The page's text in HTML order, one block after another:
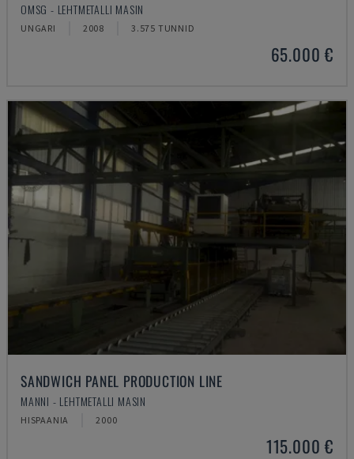
OMSG - LEHTMETALLI MASIN
UNGARI 2008 3.575 TUNNID
65.000 €
SANDWICH PANEL PRODUCTION LINE
MANNI - LEHTMETALLI MASIN
HISPAANIA 2000
115.000 €